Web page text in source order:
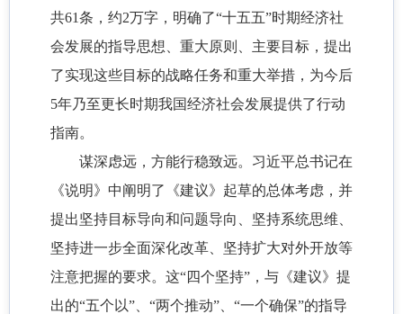
共61条，约2万字，明确了“十五五”时期经济社
会发展的指导思想、重大原则、主要目标，提出
了实现这些目标的战略任务和重大举措，为今后
5年乃至更长时期我国经济社会发展提供了行动
指南。
谋深虑远，方能行稳致远。习近平总书记在
《说明》中阐明了《建议》起草的总体考虑，并
提出坚持目标导向和问题导向、坚持系统思维、
坚持进一步全面深化改革、坚持扩大对外开放等
注意把握的要求。这“四个坚持”，与《建议》提
出的“五个以”、“两个推动”、“一个确保”的指导